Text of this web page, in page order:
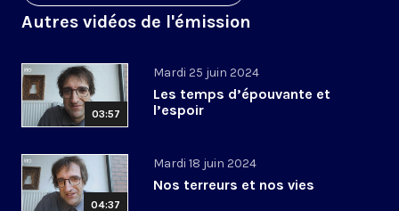
Autres vidéos de l'émission
03:57
Mardi 25 juin 2024
Les temps d’épouvante et
l’espoir
04:37
Mardi 18 juin 2024
Nos terreurs et nos vies